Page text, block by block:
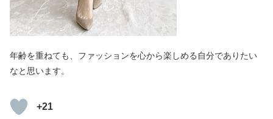
年齢を重ねても、ファッションを心から楽しめる自分でありたい
なと思います。
+21